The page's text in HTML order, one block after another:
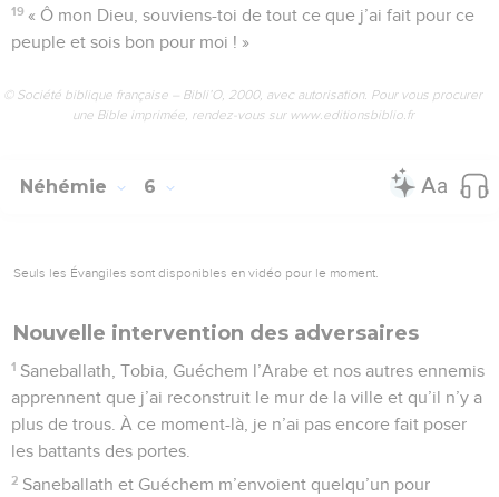
19 « Ô mon Dieu, souviens-toi de tout ce que j’ai fait pour ce
peuple et sois bon pour moi ! »
© Société biblique française – Bibli’O, 2000, avec autorisation. Pour vous procurer
une Bible imprimée, rendez-vous sur www.editionsbiblio.fr
Néhémie 6
Seuls les Évangiles sont disponibles en vidéo pour le moment.
Nouvelle intervention des adversaires
1 Saneballath, Tobia, Guéchem l’Arabe et nos autres ennemis
apprennent que j’ai reconstruit le mur de la ville et qu’il n’y a
plus de trous. À ce moment-là, je n’ai pas encore fait poser
les battants des portes.
2 Saneballath et Guéchem m’envoient quelqu’un pour